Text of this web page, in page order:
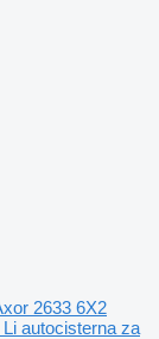
2633 6X2
autocisterna za